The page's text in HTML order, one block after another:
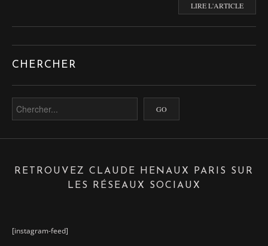
LIRE L'ARTICLE
CHERCHER
RETROUVEZ CLAUDE HENAUX PARIS SUR
LES RÉSEAUX SOCIAUX
[instagram-feed]